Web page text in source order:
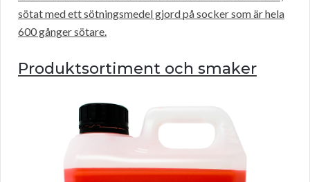
sötat med ett sötningsmedel gjord på socker som är hela
600 gånger sötare.
Produktsortiment och smaker